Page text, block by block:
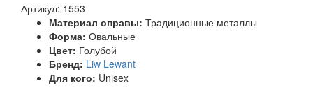
Артикул: 1553
Материал оправы: Традиционные металлы
Форма: Овальные
Цвет: Голубой
Бренд: Liw Lewant
Для кого: Unisex